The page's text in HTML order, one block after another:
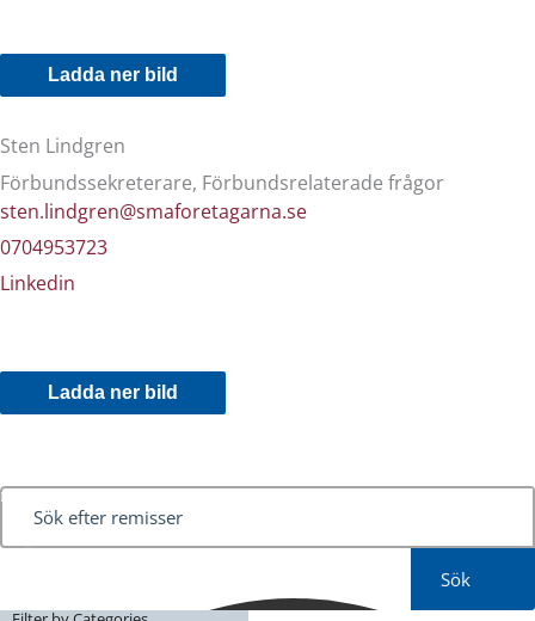
Ladda ner bild
Sten Lindgren
Förbundssekreterare, Förbundsrelaterade frågor
sten.lindgren@smaforetagarna.se
0704953723
Linkedin
Ladda ner bild
Sök